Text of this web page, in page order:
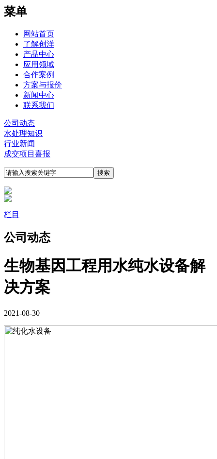
菜单
网站首页
了解创洋
产品中心
应用领域
合作案例
方案与报价
新闻中心
联系我们
公司动态
水处理知识
行业新闻
成交项目喜报
栏目
公司动态
生物基因工程用水纯水设备解
决方案
2021-08-30